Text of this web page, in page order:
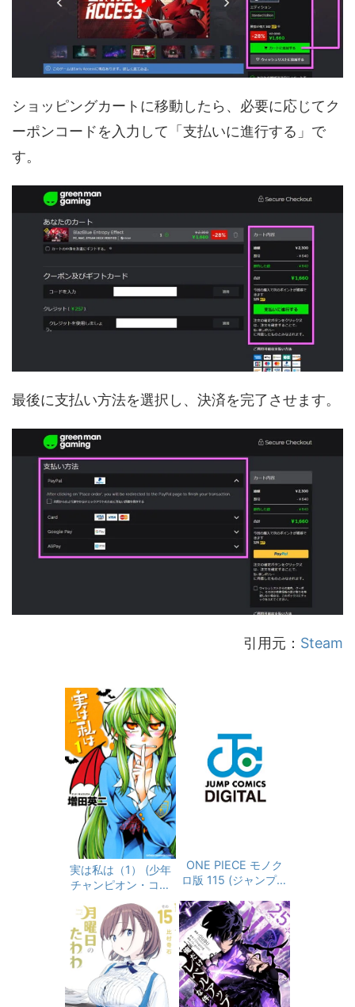
ショッピングカートに移動したら、必要に応じてク
ーポンコードを入力して「支払いに進行する」で
す。
最後に支払い方法を選択し、決済を完了させます。
引用元： Steam
実は私は（1） (少年
チャンピオン・コミ
ONE PIECE モノク
ロ版 115 (ジャンプコ